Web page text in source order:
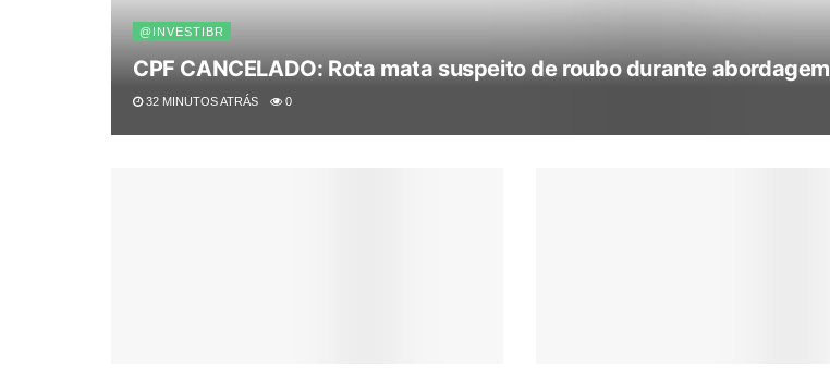
@INVESTIBR
CPF CANCELADO: Rota mata suspeito de roubo durante abordagem
32 MINUTOS ATRÁS 0